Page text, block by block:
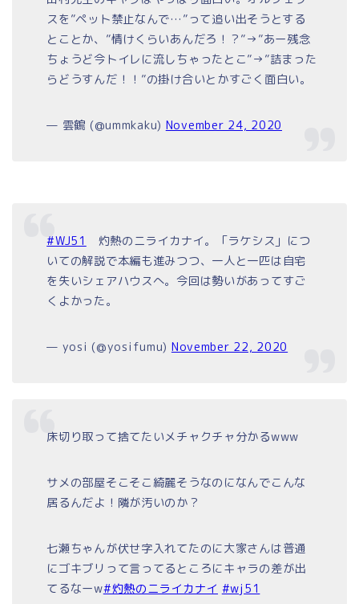
スを”ペット禁止なんで…”って追い出そうとする
とことか、”情けくらいあんだろ！？”→”あー残念
ちょうど今トイレに流しちゃったとこ”→”詰まった
らどうすんだ！！”の掛け合いとかすごく面白い。
— 雲鶴 (@ummkaku) November 24, 2020
#WJ51
灼熱のニライカナイ。「ラケシス」につ
いての解説で本編も進みつつ、一人と一匹は自宅
を失いシェアハウスへ。今回は勢いがあってすご
くよかった。
— yosi (@yosifumu) November 22, 2020
床切り取って捨てたいメチャクチャ分かるwww
サメの部屋そこそこ綺麗そうなのになんでこんな
居るんだよ！隣が汚いのか？
七瀬ちゃんが伏せ字入れてたのに大家さんは普通
にゴキブリって言ってるところにキャラの差が出
てるなーw#灼熱のニライカナイ #wj51